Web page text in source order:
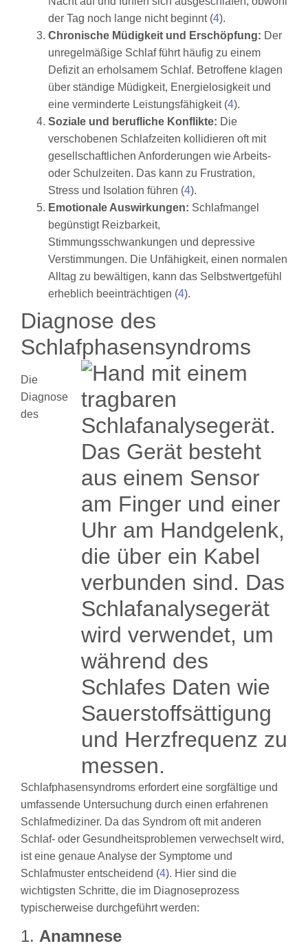
der Tag noch lange nicht beginnt (4).
Chronische Müdigkeit und Erschöpfung: Der
unregelmäßige Schlaf führt häufig zu einem
Defizit an erholsamem Schlaf. Betroffene klagen
über ständige Müdigkeit, Energielosigkeit und
eine verminderte Leistungsfähigkeit (4).
Soziale und berufliche Konflikte: Die
verschobenen Schlafzeiten kollidieren oft mit
gesellschaftlichen Anforderungen wie Arbeits-
oder Schulzeiten. Das kann zu Frustration,
Stress und Isolation führen (4).
Emotionale Auswirkungen: Schlafmangel
begünstigt Reizbarkeit,
Stimmungsschwankungen und depressive
Verstimmungen. Die Unfähigkeit, einen normalen
Alltag zu bewältigen, kann das Selbstwertgefühl
erheblich beeinträchtigen (4).
Diagnose des
Schlafphasensyndroms
Die
Diagnose
des
Schlafphasensyndroms erfordert eine sorgfältige und
umfassende Untersuchung durch einen erfahrenen
Schlafmediziner. Da das Syndrom oft mit anderen
Schlaf- oder Gesundheitsproblemen verwechselt wird,
ist eine genaue Analyse der Symptome und
Schlafmuster entscheidend (4). Hier sind die
wichtigsten Schritte, die im Diagnoseprozess
typischerweise durchgeführt werden:
1. Anamnese